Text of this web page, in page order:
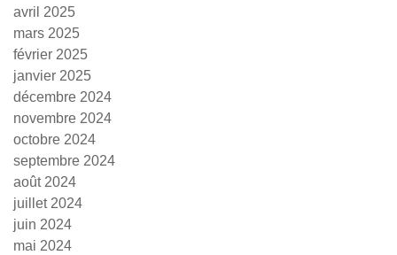
avril 2025
mars 2025
février 2025
janvier 2025
décembre 2024
novembre 2024
octobre 2024
septembre 2024
août 2024
juillet 2024
juin 2024
mai 2024